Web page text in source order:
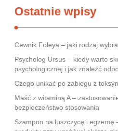
Ostatnie wpisy
Cewnik Foleya – jaki rodzaj
Psycholog Ursus – kiedy warto
psychologicznej i jak znaleźć
Czego unikać po zabiegu z
Maść z witaminą A –
bezpieczeństwo stosowania
Szampon na łuszczycę i